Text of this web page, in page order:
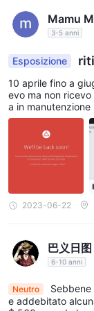
ancora, per fare
eur e gbp.
è anche
strumenti di
della posizione
a tua
rivedendo le loro
Tipi di conto
Yunikon FXoffre
scegliere, a
esperienza e delle
trading
fornendo un
Il conto Live
Mamu
3-5 anni
Esposizione
10 aprile fino a
evo ma non
a in manutenzione
2023-06-22
巴义日图
6-10 anni
Neutro
Sebbene
e addebitato